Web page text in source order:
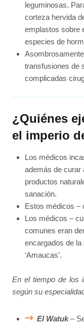
leguminosas.
corteza hervida
emplastos sobre
especies de
transfusiones de
complicadas
¿Quiénes
el imperio
Los médicos
además de curar
productos
sanación.
Estos médicos –
Los médicos –
comunes eran
encargados de la
‘Amaucas’.
En el tiempo de los
según su
El Watuk–